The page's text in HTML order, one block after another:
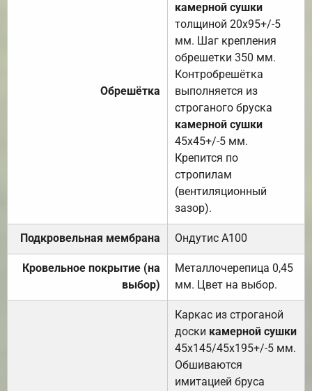
Обрешётка
камерной сушки
толщиной 20х95+/-5
мм. Шаг крепления
обрешетки 350 мм.
Контробрешётка
выполняется из
строганого бруска
камерной сушки
45х45+/-5 мм.
Крепится по
стропилам
(вентиляционный
зазор).
Подкровельная мембрана Ондутис А100
Кровельное покрытие (на
выбор)
Металлочерепица 0,45
мм. Цвет на выбор.
Каркас из строганой
доски камерной сушки
45х145/45х195+/-5 мм.
Обшиваются
имитацией бруса